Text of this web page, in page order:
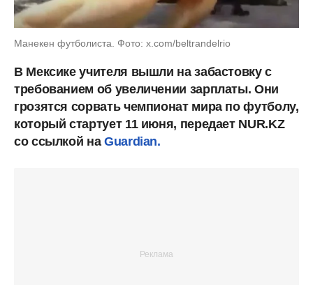
Манекен футболиста. Фото: x.com/beltrandelrio
В Мексике учителя вышли на забастовку с
требованием об увеличении зарплаты. Они
грозятся сорвать чемпионат мира по футболу,
который стартует 11 июня, передает NUR.KZ
со ссылкой наGuardian.